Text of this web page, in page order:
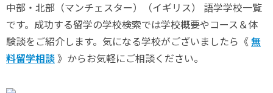
中部・北部（マンチェスター）（イギリス） 語学学校一覧
です。成功する留学の学校検索では学校概要やコース＆体
験談をご紹介します。気になる学校がございましたら《 無
料留学相談 》からお気軽にご相談ください。